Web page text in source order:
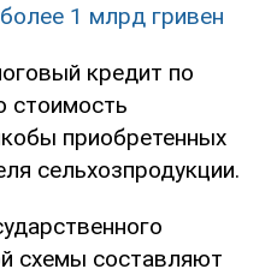
1 млрд гривен
кредит по
стоимость
приобретенных
сельхозпродукции.
схемы составляют